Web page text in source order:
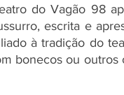
do Vagão 98
escrita e
à tradição do
bonecos ou outros